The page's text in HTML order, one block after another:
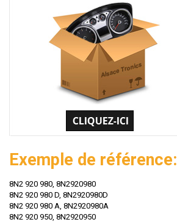
Exemple de référence:
8N2 920 980, 8N2920980
8N2 920 980 D, 8N2920980D
8N2 920 980 A, 8N2920980A
8N2 920 950, 8N2920950